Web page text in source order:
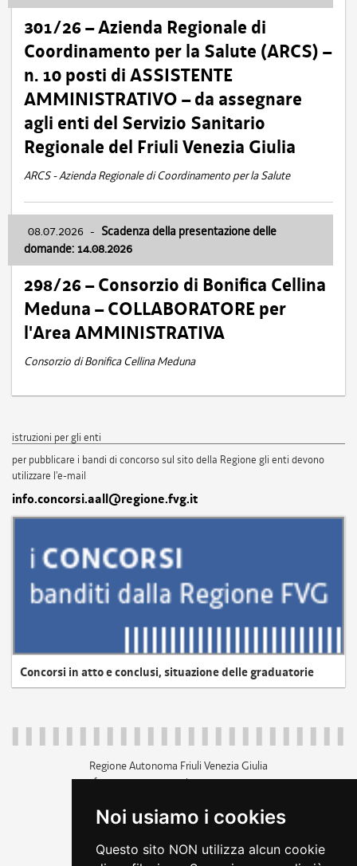
Noi usiamo i cookies
Questo sito NON utilizza alcun cookie
301/26 – Azienda Regionale di
Coordinamento per la Salute (ARCS) –
n. 10 posti di ASSISTENTE
AMMINISTRATIVO – da assegnare
agli enti del Servizio Sanitario
Regionale del Friuli Venezia Giulia
ARCS - Azienda Regionale di Coordinamento per la Salute
08.07.2026 - Scadenza della presentazione delle
domande: 14.08.2026
298/26 – Consorzio di Bonifica Cellina
Meduna – COLLABORATORE per
l'Area AMMINISTRATIVA
Consorzio di Bonifica Cellina Meduna
istruzioni per gli enti
per pubblicare i bandi di concorso sul sito della Regione gli enti devono
utilizzare l'e-mail
info.concorsi.aall@regione.fvg.it
Concorsi in atto e conclusi, situazione delle graduatorie
Regione Autonoma Friuli Venezia Giulia
c.f. 80014930327; p.iva 00526040324
+39 040 3771111